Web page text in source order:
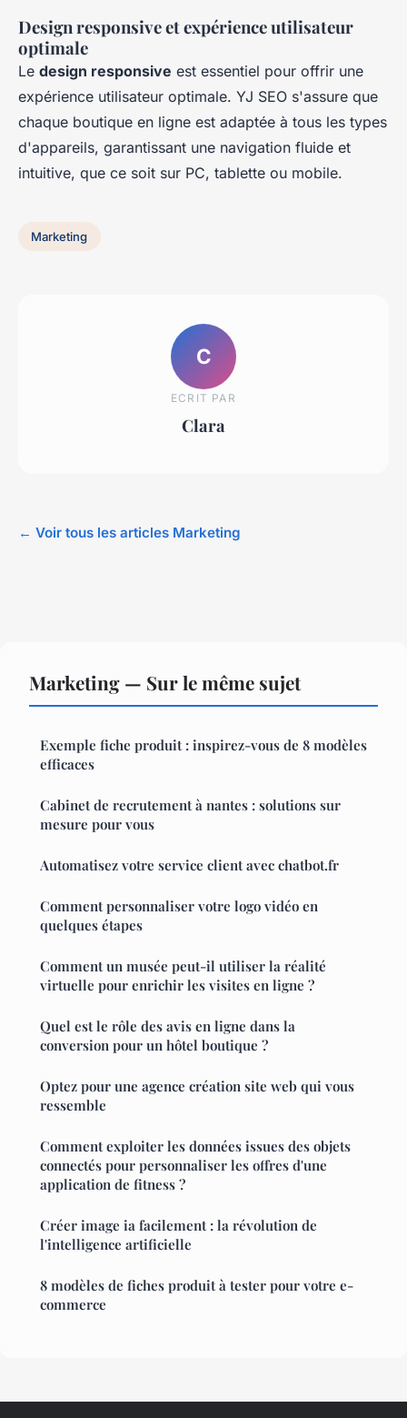
Design responsive et expérience utilisateur
optimale
Le design responsive est essentiel pour offrir une
expérience utilisateur optimale. YJ SEO s'assure que
chaque boutique en ligne est adaptée à tous les types
d'appareils, garantissant une navigation fluide et
intuitive, que ce soit sur PC, tablette ou mobile.
Marketing
C
ECRIT PAR
Clara
← Voir tous les articles Marketing
Marketing — Sur le même sujet
Exemple fiche produit : inspirez-vous de 8 modèles
efficaces
Cabinet de recrutement à nantes : solutions sur
mesure pour vous
Automatisez votre service client avec chatbot.fr
Comment personnaliser votre logo vidéo en
quelques étapes
Comment un musée peut-il utiliser la réalité
virtuelle pour enrichir les visites en ligne ?
Quel est le rôle des avis en ligne dans la
conversion pour un hôtel boutique ?
Optez pour une agence création site web qui vous
ressemble
Comment exploiter les données issues des objets
connectés pour personnaliser les offres d'une
application de fitness ?
Créer image ia facilement : la révolution de
l'intelligence artificielle
8 modèles de fiches produit à tester pour votre e-
commerce